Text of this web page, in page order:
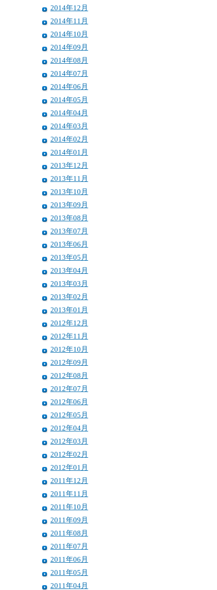
2014年12月
2014年11月
2014年10月
2014年09月
2014年08月
2014年07月
2014年06月
2014年05月
2014年04月
2014年03月
2014年02月
2014年01月
2013年12月
2013年11月
2013年10月
2013年09月
2013年08月
2013年07月
2013年06月
2013年05月
2013年04月
2013年03月
2013年02月
2013年01月
2012年12月
2012年11月
2012年10月
2012年09月
2012年08月
2012年07月
2012年06月
2012年05月
2012年04月
2012年03月
2012年02月
2012年01月
2011年12月
2011年11月
2011年10月
2011年09月
2011年08月
2011年07月
2011年06月
2011年05月
2011年04月